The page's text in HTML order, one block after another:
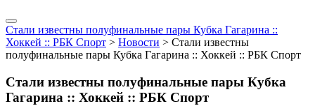
Стали известны полуфинальные пары Кубка Гагарина ::
Хоккей :: РБК Спорт > Новости > Стали известны
полуфинальные пары Кубка Гагарина :: Хоккей :: РБК Спорт
Стали известны полуфинальные пары Кубка
Гагарина :: Хоккей :: РБК Спорт